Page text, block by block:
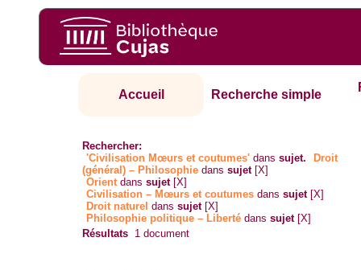
Accueil Recherche simple
Rechercher:
'Civilisation Mœurs et coutumes' danssujet.
Droit
(général) – Philosophie danssujet [X]
Orientdanssujet [X]
Civilisation – Mœurs et coutumes danssujet [X]
Droit naturel danssujet [X]
Philosophie politique – Liberté danssujet [X]
Résultats 1 document